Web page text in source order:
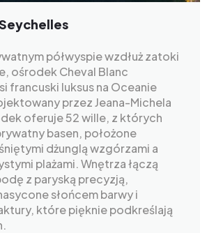
półwyspie wzdłuż zatoki
ośrodek Cheval Blanc
francuski luksus na Oceanie
przez Jeana-Michela
oferuje 52 wille, z których
basen, położone
dżunglą wzgórzami a
plażami. Wnętrza łączą
z paryską precyzją,
słońcem barwy i
które pięknie podkreślają